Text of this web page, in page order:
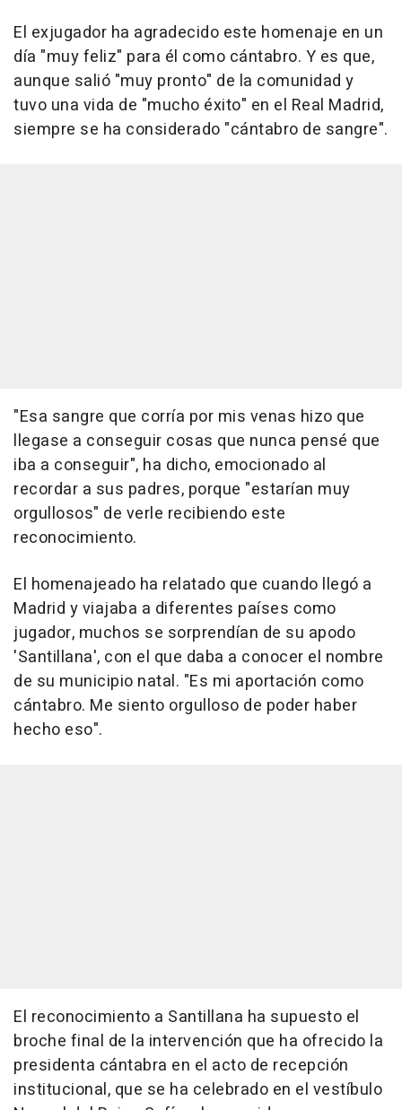
El exjugador ha agradecido este homenaje en un
día "muy feliz" para él como cántabro. Y es que,
aunque salió "muy pronto" de la comunidad y
tuvo una vida de "mucho éxito" en el Real Madrid,
siempre se ha considerado "cántabro de sangre".
"Esa sangre que corría por mis venas hizo que
llegase a conseguir cosas que nunca pensé que
iba a conseguir", ha dicho, emocionado al
recordar a sus padres, porque "estarían muy
orgullosos" de verle recibiendo este
reconocimiento.
El homenajeado ha relatado que cuando llegó a
Madrid y viajaba a diferentes países como
jugador, muchos se sorprendían de su apodo
'Santillana', con el que daba a conocer el nombre
de su municipio natal. "Es mi aportación como
cántabro. Me siento orgulloso de poder haber
hecho eso".
El reconocimiento a Santillana ha supuesto el
broche final de la intervención que ha ofrecido la
presidenta cántabra en el acto de recepción
institucional, que se ha celebrado en el vestíbulo